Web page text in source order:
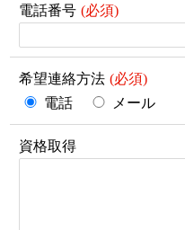
電話番号
希望連絡方法
電話
メール
資格取得